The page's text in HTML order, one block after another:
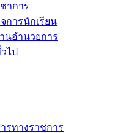
าการ
การนักเรียน
นอำนวยการ
ไป
รทางราชการ